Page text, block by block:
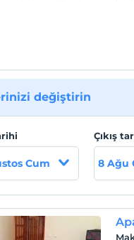
sağlanması”dır
daha fazlasını
değiştirin
Cum
Çıkış
8 Ağu